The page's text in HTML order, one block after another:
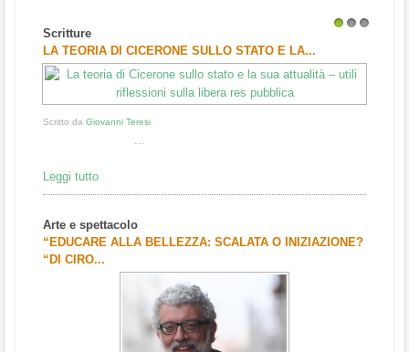
Scritture
LA TEORIA DI CICERONE SULLO STATO E LA...
Scritto da Giovanni Teresi
...
Leggi tutto
Arte e spettacolo
“EDUCARE ALLA BELLEZZA: SCALATA O INIZIAZIONE?
“DI CIRO...